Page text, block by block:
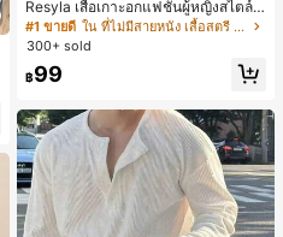
Resyla เสื้อเกาะอกแฟชั่นผู้หญิงสไตล์ซั
มเมอร์อเนกประสงค์ลายเดนิม แนะนำ
สำหรับงานหนัก ขายดี ตกแต่งเพชรสีสั
จำวัน
#1 ขายดี
ใน ที่ไม่มีสายหนัง เสื้อสตรี เสื้อเบลาส์ & Tee
300+ sold
฿99